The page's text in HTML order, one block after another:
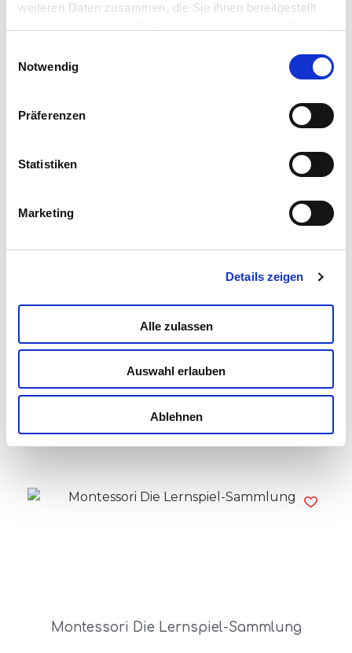
weiteren Daten zusammen, die Sie ihnen bereitgestellt
Notwendig
Präferenzen
Statistiken
Marketing
Details zeigen
Alle zulassen
Auswahl erlauben
Ablehnen
Montessori Baby Soft Touch Boards
Read more
Montessori Die Lernspiel-Sammlung